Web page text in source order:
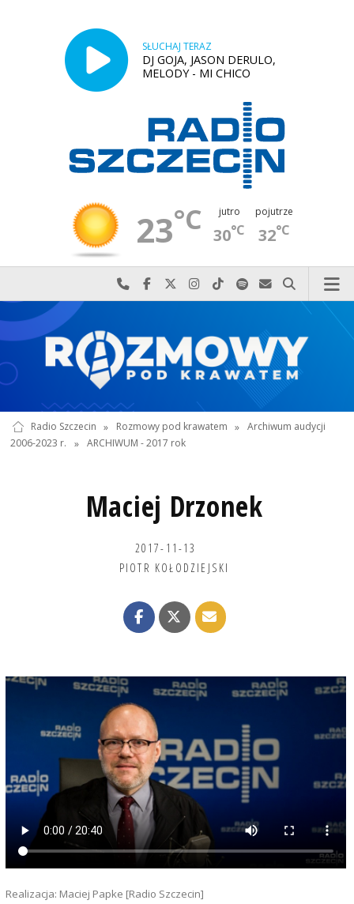
SŁUCHAJ TERAZ
DJ GOJA, JASON DERULO,
MELODY - MI CHICO
23°C jutro
30°C
pojutrze
32°C
Najlepiej po prostu do nas zadzwoń
Odwiedź nas na Facebook-u
Odwiedź nas na X
Odwiedź nas na Instagram-ie
Odwiedź nas na TikTok-u
Szukaj nas na Spotify
Wyślij do nas
Szukaj
Radio Szczecin » Rozmowy pod krawatem » Archiwum audycji
2006-2023 r.
» ARCHIWUM - 2017 rok
Maciej Drzonek
2017-11-13
PIOTR KOŁODZIEJSKI
Realizacja: Maciej Papke [Radio Szczecin]